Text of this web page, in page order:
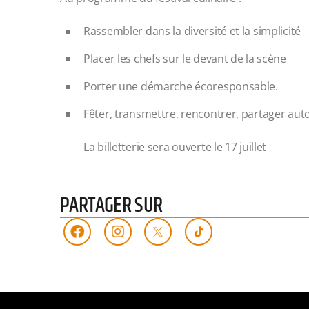
Rassembler dans la diversité et la simplicité
Placer les chefs sur le devant de la scène
Porter une démarche écoresponsable.
Fêter, transmettre, rencontrer, partager
La billetterie sera ouverte le 17 juillet
PARTAGER SUR